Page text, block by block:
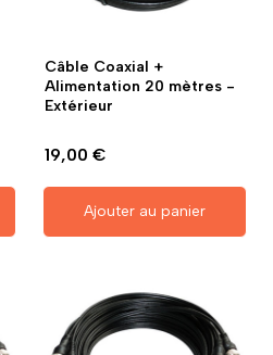
Câble Coaxial +
Alimentation 20 mètres -
Extérieur
19,00 €
Ajouter au panier